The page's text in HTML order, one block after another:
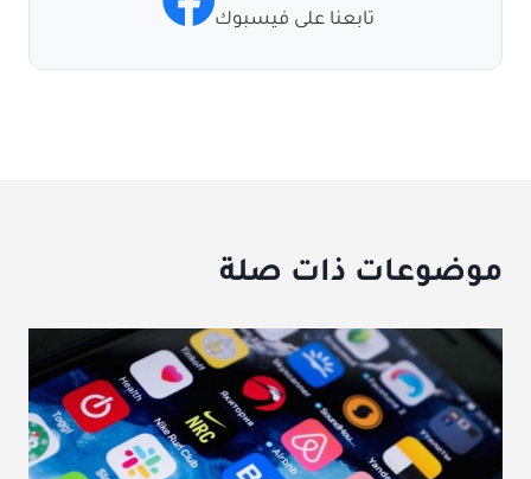
تابعنا على فيسبوك
موضوعات ذات صلة